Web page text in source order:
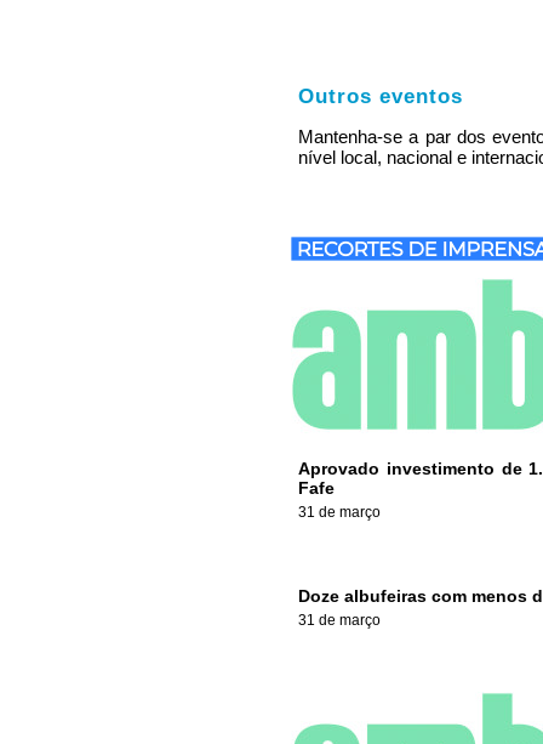
Outros eventos
Mantenha-se a par dos
nível local, nacional e
Aprovado investimento de
Fafe
31 de março
Doze albufeiras com menos
31 de março